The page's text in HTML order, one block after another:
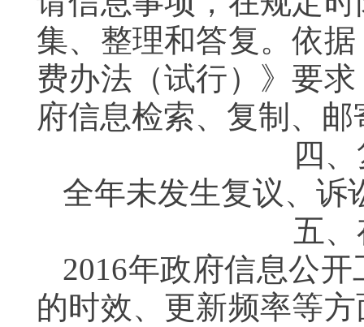
集、整理和答复。依
费办法（试行）》要
府信息检索、复制、
四
全年未发生复议、诉
五
2016年政府信息公
的时效、更新频率等